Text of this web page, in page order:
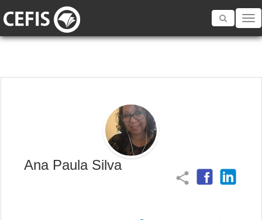
Toggle
Ana Paula Silva
share